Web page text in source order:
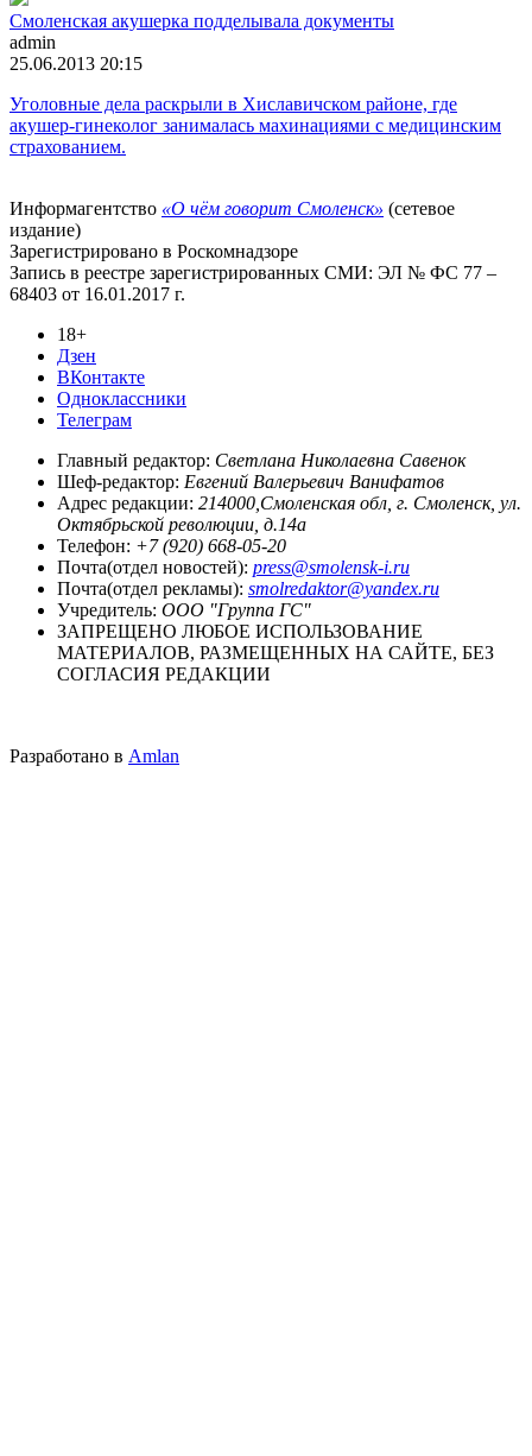
Смоленская акушерка подделывала документы
admin
25.06.2013 20:15
Уголовные дела раскрыли в Хиславичском районе, где
акушер-гинеколог занималась махинациями с медицинским
страхованием.
Информагентство «О чём говорит Смоленск» (сетевое
издание)
Зарегистрировано в Роскомнадзоре
Запись в реестре зарегистрированных СМИ: ЭЛ № ФС 77 –
68403 от 16.01.2017 г.
18+
Дзен
ВКонтакте
Одноклассники
Телеграм
Главный редактор: Светлана Николаевна Савенок
Шеф-редактор: Евгений Валерьевич Ванифатов
Адрес редакции: 214000,Смоленская обл, г. Смоленск, ул.
Октябрьской революции, д.14а
Телефон: +7 (920) 668-05-20
Почта(отдел новостей): press@smolensk-i.ru
Почта(отдел рекламы): smolredaktor@yandex.ru
Учредитель: ООО "Группа ГС"
ЗАПРЕЩЕНО ЛЮБОЕ ИСПОЛЬЗОВАНИЕ
МАТЕРИАЛОВ, РАЗМЕЩЕННЫХ НА САЙТЕ, БЕЗ
СОГЛАСИЯ РЕДАКЦИИ
Разработано в Amlan